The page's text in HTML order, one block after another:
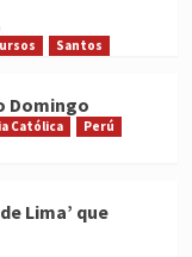
Santos
Domingo
Católica
Perú
Lima’ que